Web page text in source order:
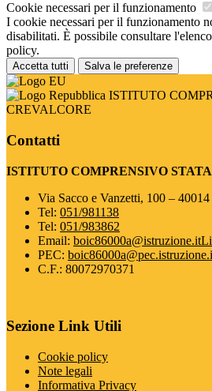
Cookie necessari per il funzionamento
I cookie necessari per il funzionamento
disabilitati. È possibile consultare
policy.
Accetta tutti Salva le preferenze
ISTITUTO
CREVALCORE
Contatti
ISTITUTO COMPRENSIVO
Via Sacco e Vanzetti, 100 –
Tel: 051/981138
Tel: 051/983862
Email: boic86000a@istruzione.it
PEC:
C.F.: 80072970371
Sezione Link Utili
Cookie policy
Note legali
Informativa Privacy